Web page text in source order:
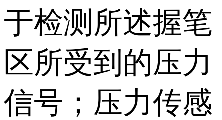
于检测所述握笔
区所受到的压力
信号；压力传感